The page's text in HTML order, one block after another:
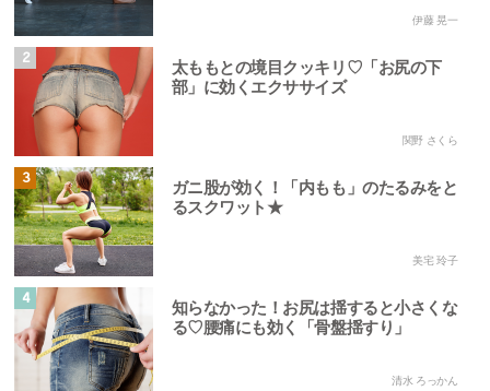
伊藤 晃一
2
太ももとの境目クッキリ♡「お尻の下
部」に効くエクササイズ
関野 さくら
3
ガニ股が効く！「内もも」のたるみをと
るスクワット★
美宅 玲子
4
知らなかった！お尻は揺すると小さくな
る♡腰痛にも効く「骨盤揺すり」
清水 ろっかん